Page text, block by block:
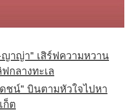
าญ่า" เสิร์ฟความหวาน
กลางทะเล
ชน์" บินตามหัวใจไปหา
ก็ต